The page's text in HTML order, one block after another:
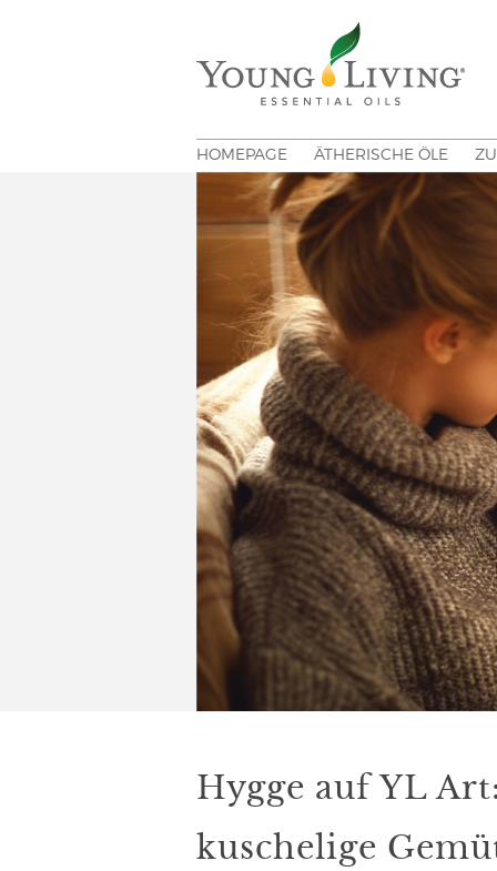
HOMEPAGE ÄTHERISCHE ÖLE
Hygge auf YL
kuschelige